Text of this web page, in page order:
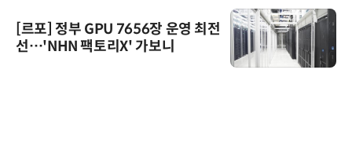
[르포] 정부 GPU 7656장 운영 최전
선…'NHN 팩토리X' 가보니